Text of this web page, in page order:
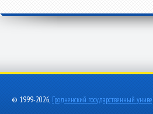
© 1999-2026, Гродненский государственный